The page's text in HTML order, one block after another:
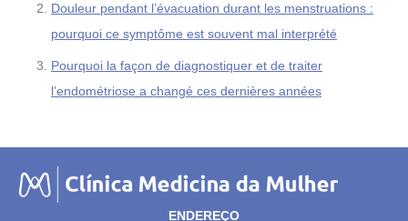
Douleur pendant l’évacuation durant les menstruations :
pourquoi ce symptôme est souvent mal interprété
Pourquoi la façon de diagnostiquer et de traiter
l’endométriose a changé ces dernières années
ENDEREÇO